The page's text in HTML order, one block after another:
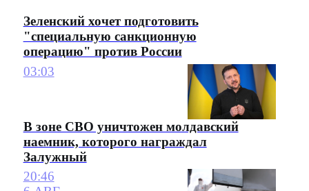
Зеленский хочет подготовить
"специальную санкционную
операцию" против России
03:03
В зоне СВО уничтожен молдавский
наемник, которого награждал
Залужный
20:46